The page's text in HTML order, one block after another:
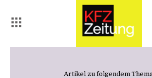
Artikel zu folgendem